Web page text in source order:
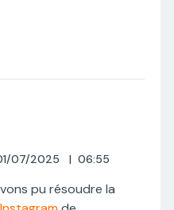
07/2025 | 06:55
pu résoudre la